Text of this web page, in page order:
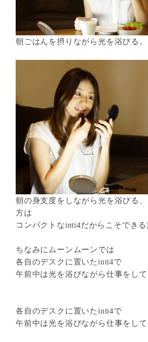
朝ごはんを摂りながら光を浴びる。
朝の身支度をしながら光を浴びる
方は
コンパクトなinti4だからこそできる
ちなみにムーンムーンでは
各自のデスクに置いたinti4で
午前中は光を浴びながら仕事をして
各自のデスクに置いたinti4で
午前中は光を浴びながら仕事をして